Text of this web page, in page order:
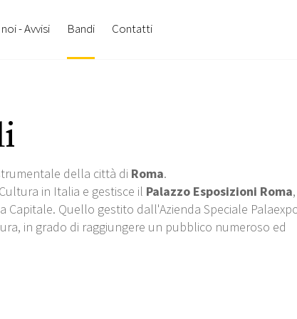
- Avvisi Bandi Contatti
della città di Roma.
in Italia e gestisce il Palazzo Esposizioni Roma,
Capitale. Quello gestito dall'Azienda Speciale
in grado di raggiungere un pubblico numeroso ed